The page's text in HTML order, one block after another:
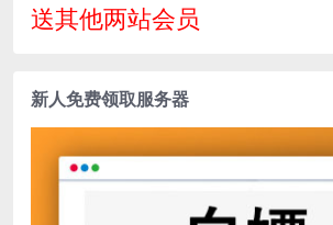
送其他两站会员
新人免费领取服务器